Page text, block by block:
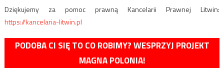
Dziękujemy za pomoc prawną Kancelarii Prawnej Litwin:
https://kancelaria-litwin.pl
PODOBA CI SIĘ TO CO ROBIMY? WESPRZYJ PROJEKT
MAGNA POLONIA!